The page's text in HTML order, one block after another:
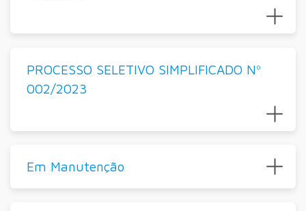
PROCESSO SELETIVO SIMPLIFICADO Nº
002/2023
Em Manutenção